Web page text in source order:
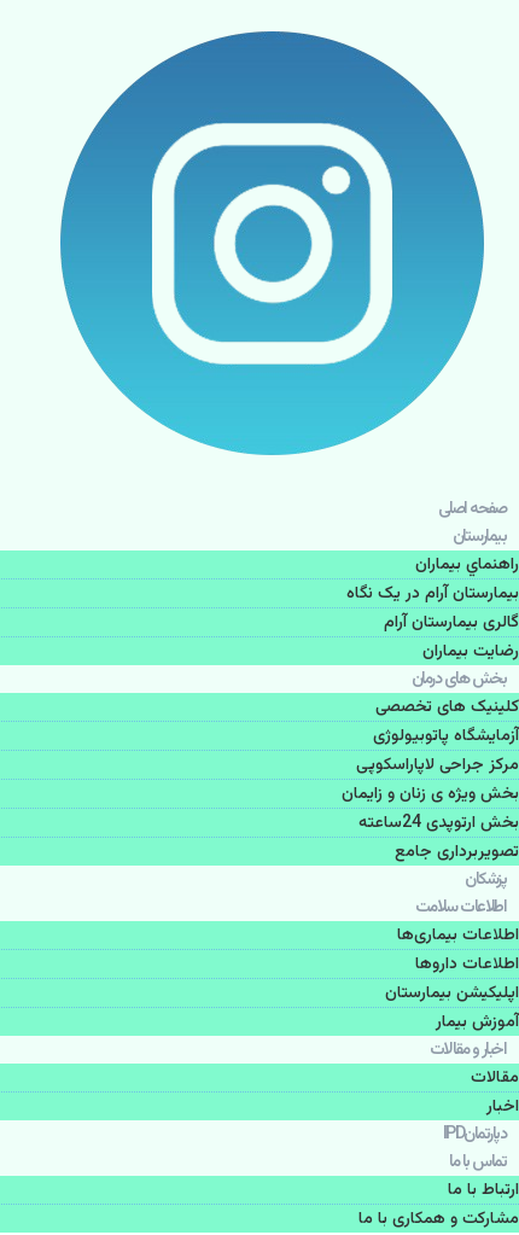
صفحه اصلی
بيمارستان
راهنماي بیماران
بیمارستان آرام در یک نگاه
گالری بیمارستان آرام
رضایت بیماران
بخش های درمان
کلینیک های تخصصی
آزمایشگاه پاتوبیولوژی
مرکز جراحی لاپاراسکوپی
بخش ویژه ی زنان و زایمان
بخش ارتوپدی 24ساعته
تصویربرداری جامع
پزشكان
اطلاعات سلامت
اطلاعات بیماری‌ها
اطلاعات دارو‌ها
اپليكيشن بيمارستان
آموزش بیمار
اخبار و مقالات
مقالات
اخبار
دپارتمانIPD
تماس با ما
ارتباط با ما
مشاركت و همكاری با ما